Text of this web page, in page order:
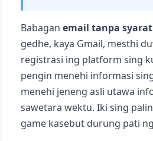
Babagan email tanpa
gedhe, kaya Gmail, mesthi
registrasi ing platform sing
pengin menehi informasi
menehi jeneng asli utawa
sawetara wektu. Iki sing
game kasebut durung pati